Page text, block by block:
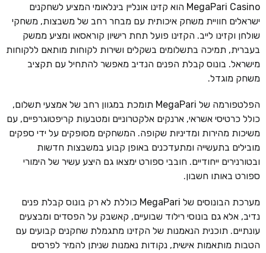
MegaPari Casino הוא קזינו אונליין בינלאומי המציע לשחקנים
ישראלים חוויית משחק איכותית עם מבחר רחב של משבצות, משחקי
שולחן וקזינו לייב. הקזינו פועל תחת רישיון קוראסאו ומציע ממשק
בעברית, תמיכה בתשלומים בשקלים ושירות לקוחות מותאם ללקוחות
מישראל. בונוס קבלת הפנים הנדיב מאפשר להתחיל עם תקציב
משחק מוגדל.
הפלטפורמה של MegaPari תומכת במגוון רחב של אמצעי תשלום,
כולל כרטיסי אשראי, ארנקים אלקטרוניים ומטבעות קריפטוגרפיים, עם
משיכות מהירות ומדיניות שקופה. המשחקים מסופקים על ידי ספקים
מובילים בתעשייה ומתעדכנים באופן קבוע במשבצות חדשות
ובטורנירים ייחודיים. חובבי ספורט ימצאו גם היצע עשיר של הימורי
ספורט באותו חשבון.
מערכת הבונוסים של MegaPari כוללת לא רק בונוס קבלת פנים
נדיב, אלא גם בונוסי רילוד שבועיים, קאשבק על הפסדים ומבצעים
עונתיים. תוכנית הנאמנות של הקזינו מתגמלת שחקנים קבועים עם
הטבות מותאמות אישית, נקודות נאמנות שניתן להמיר לפרסים